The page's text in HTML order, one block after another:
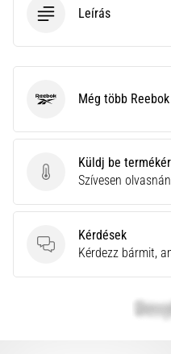
Leírás
Küldj be termékértékelést
Küldj be
Szívesen
Kérdések
Kérdések
Kérdezz bármit,
ReebokMég több Reebok